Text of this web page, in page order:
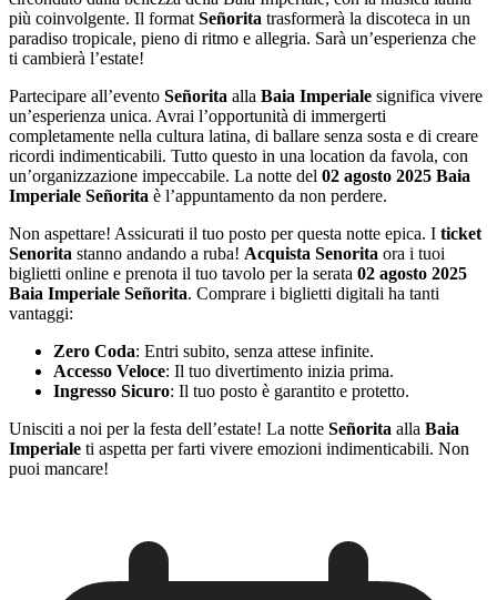
più coinvolgente. Il format Señorita trasformerà la discoteca in un
paradiso tropicale, pieno di ritmo e allegria. Sarà un’esperienza che
ti cambierà l’estate!
Partecipare all’evento Señorita alla Baia Imperiale significa vivere
un’esperienza unica. Avrai l’opportunità di immergerti
completamente nella cultura latina, di ballare senza sosta e di creare
ricordi indimenticabili. Tutto questo in una location da favola, con
un’organizzazione impeccabile. La notte del 02 agosto 2025 Baia
Imperiale Señorita è l’appuntamento da non perdere.
Non aspettare! Assicurati il tuo posto per questa notte epica. I ticket
Senorita stanno andando a ruba! Acquista Senorita ora i tuoi
biglietti online e prenota il tuo tavolo per la serata 02 agosto 2025
Baia Imperiale Señorita. Comprare i biglietti digitali ha tanti
vantaggi:
Zero Coda: Entri subito, senza attese infinite.
Accesso Veloce: Il tuo divertimento inizia prima.
Ingresso Sicuro: Il tuo posto è garantito e protetto.
Unisciti a noi per la festa dell’estate! La notte Señorita alla Baia
Imperiale ti aspetta per farti vivere emozioni indimenticabili. Non
puoi mancare!